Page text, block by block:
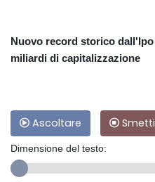
Nuovo record storico
miliardi di capitalizzazione
Ascoltare
Dimensione del testo: